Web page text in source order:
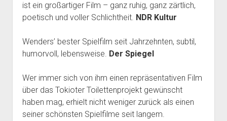
ist ein großartiger Film – ganz ruhig, ganz zärtlich,
poetisch und voller Schlichtheit. NDR Kultur
Wenders’ bester Spielfilm seit Jahrzehnten, subtil,
humorvoll, lebensweise. Der Spiegel
Wer immer sich von ihm einen repräsentativen Film
über das Tokioter Toilettenprojekt gewünscht
haben mag, erhielt nicht weniger zurück als einen
seiner schönsten Spielfilme seit langem.